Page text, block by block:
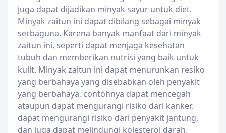
juga dapat dijadikan minyak sayur untuk diet.
Minyak zaitun ini dapat dibilang sebagai minyak
serbaguna. Karena banyak manfaat dari minyak
zaitun ini, seperti dapat menjaga kesehatan
tubuh dan memberikan nutrisi yang baik untuk
kulit. Minyak zaitun ini dapat menurunkan resiko
yang berbahaya yang disebabkan oleh penyakit
yang berbahaya, contohnya dapat mencegah
ataupun dapat mengurangi risiko dari kanker,
dapat mengurangi risiko dari penyakit jantung,
dan juga dapat melindungi kolesterol darah.